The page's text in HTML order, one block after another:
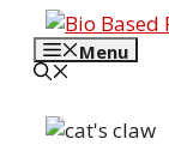
naar
Menu